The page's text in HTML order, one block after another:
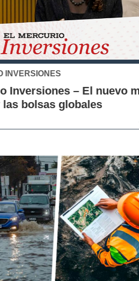
SANTO TOMÁS
IP-CFT Santo Tomás y
Municipales firman
la innovación en los